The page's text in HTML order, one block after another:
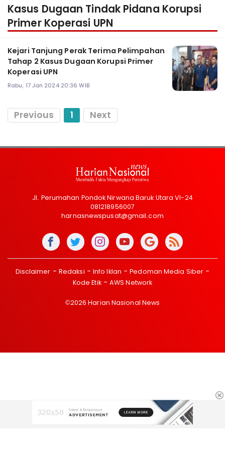
Kasus Dugaan Tindak Pidana Korupsi
Primer Koperasi UPN
Kejari Tanjung Perak Terima Pelimpahan
Tahap 2 Kasus Dugaan Korupsi Primer
Koperasi UPN
Rabu, 17 Jan 2024 20:36 WIB
Previous 1 Next
Jl. Perumahan Pondok Nirwana Baruk Utara VI-24
081218956007
harnasnewspusat@gmail.com
Disclaimer Redaksi Info Iklan
Pedoman Media Siber
Kode Etik
AWS Network
©2026 Harian Nasional News